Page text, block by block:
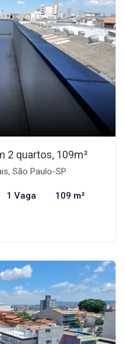
2 quartos, 109m²
São Paulo-SP
1 Vaga 109 m²